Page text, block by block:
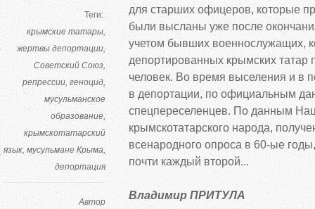
Теги:
крымские татары
жертвы депортации
Советский Союз
репрессии геноцид
мусульманское
образование
крымскотатарский
язык мусульмане Крыма
депортация
Автор
для старших офицеров, которые
были высланы уже после
учетом бывших военнослужащих,
депортированных крымских татар
человек. Во время выселения и в
в депортации, по официальным
спецпереселенцев. По данным
крымскотатарского народа,
всенародного опроса в 60-ые
почти каждый второй...
Владимир ПРИТУЛА